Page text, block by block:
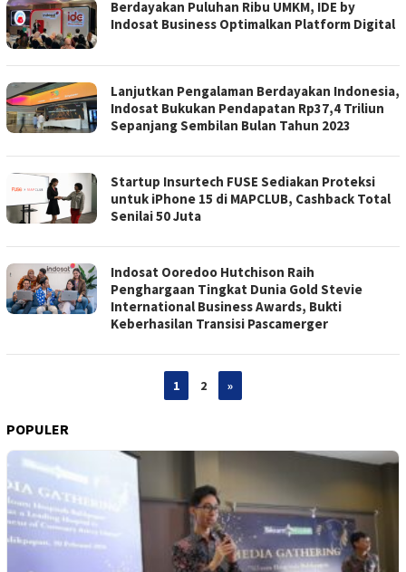
Berdayakan Puluhan Ribu UMKM, IDE by
Indosat Business Optimalkan Platform Digital
Lanjutkan Pengalaman Berdayakan Indonesia,
Indosat Bukukan Pendapatan Rp37,4 Triliun
Sepanjang Sembilan Bulan Tahun 2023
Startup Insurtech FUSE Sediakan Proteksi
untuk iPhone 15 di MAPCLUB, Cashback Total
Senilai 50 Juta
Indosat Ooredoo Hutchison Raih
Penghargaan Tingkat Dunia Gold Stevie
International Business Awards, Bukti
Keberhasilan Transisi Pascamerger
1 2 »
POPULER